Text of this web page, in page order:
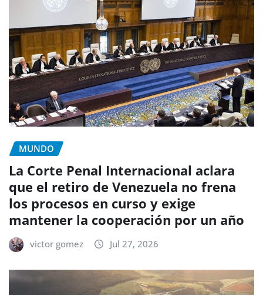
MUNDO
La Corte Penal Internacional aclara
que el retiro de Venezuela no frena
los procesos en curso y exige
mantener la cooperación por un año
victor gomez Jul 27, 2026